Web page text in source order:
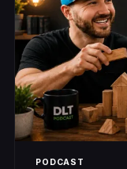
PODCAST